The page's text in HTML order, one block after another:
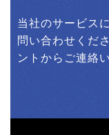
当社のサービス
問い合わせくだ
ントからご連絡